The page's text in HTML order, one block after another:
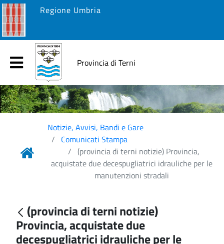
Regione Umbria
Provincia di Terni
Notizie, Avvisi, Bandi e Gare
Comunicati Stampa
(provincia di terni notizie) Provincia,
acquistate due decespugliatrici idrauliche per le
manutenzioni stradali
(provincia di terni notizie)
Provincia, acquistate due
decespugliatrici idrauliche per le